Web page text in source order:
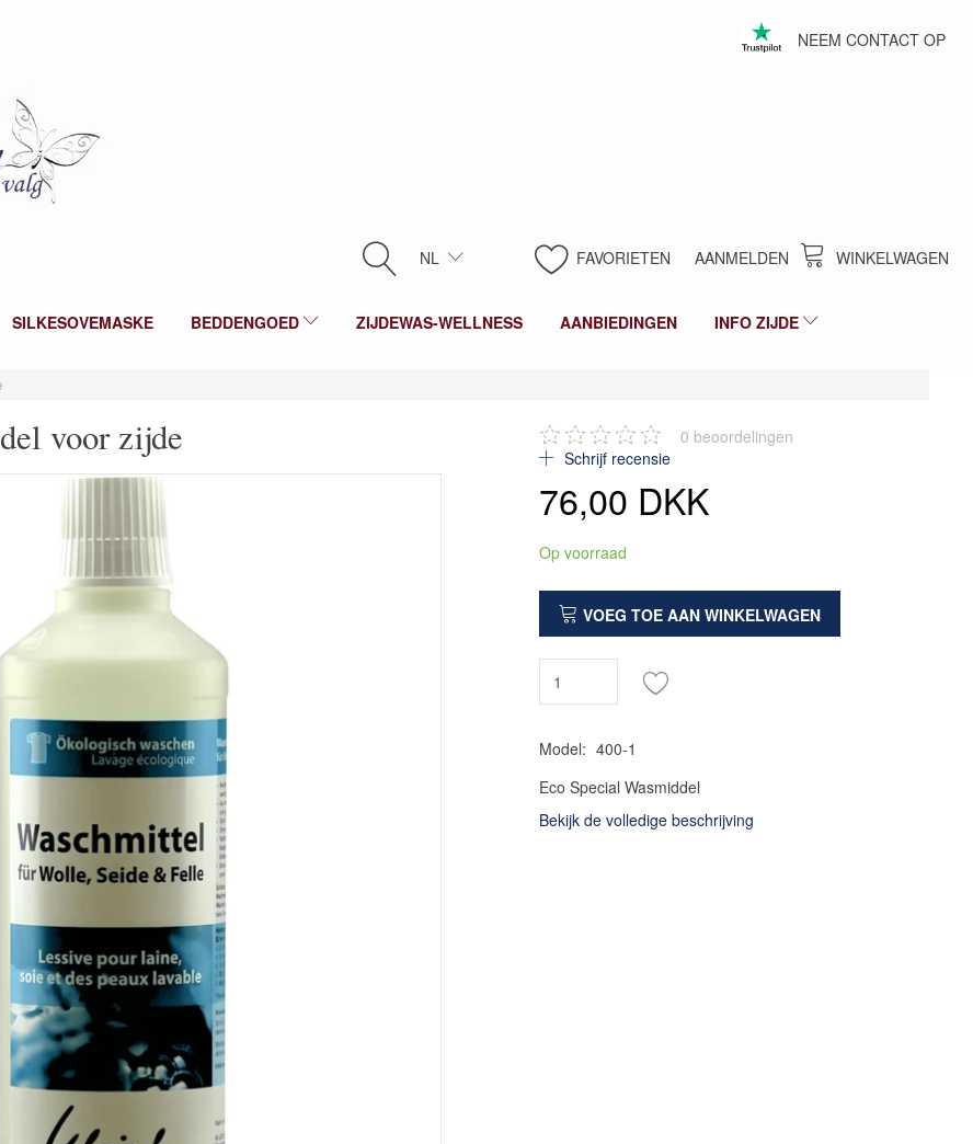
NEEM CONTACT OP
WINKELWAGEN
FAVORIETEN AANMELDEN
NL
SILKESOVEMASKE BEDDENGOED ZIJDEWAS-WELLNESS AANBIEDINGEN INFO ZIJDE
voor zijde 0 beoordelingen
Schrijf recensie
76,00 DKK
Op voorraad
VOEG TOE AAN WINKELWAGEN
Model: 400-1
Eco Special Wasmiddel
Bekijk de volledige beschrijving